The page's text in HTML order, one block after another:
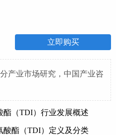
立即购买
产业市场研究，中国产业咨
酯（TDI）行业发展概述
酸酯（TDI）定义及分类